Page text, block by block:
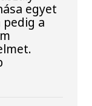
egyet
a